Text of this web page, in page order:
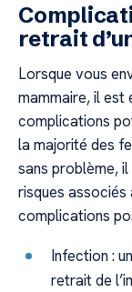
retrait
Lorsque vous
mammaire, il est
complications
la majorité des
sans problème,
risques
complications
Infection :
retrait de